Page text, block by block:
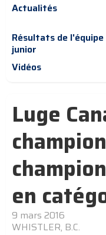
Actualités
Résultats de l'équipe
junior
Vidéos
Luge
en
9 mars 2016
WHISTLER, B.C.